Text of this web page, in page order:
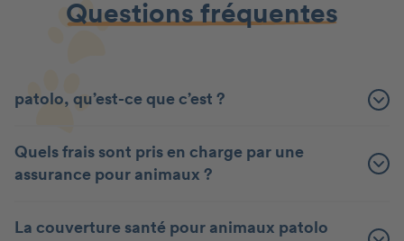
Questions fréquentes
patolo, qu’est-ce que c’est ?
Quels frais sont pris en charge par une
assurance pour animaux ?
La couverture santé pour animaux patolo